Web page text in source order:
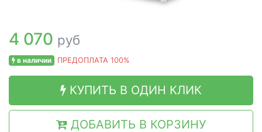
4 070 руб
в наличии ПРЕДОПЛАТА 100%
КУПИТЬ В ОДИН КЛИК
ДОБАВИТЬ В КОРЗИНУ